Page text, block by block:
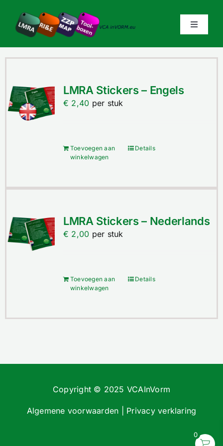
inhoud
Toggle
Home
Producten & Diensten
Over VCAinVorm
Contact
LMRA Stickers – Engels
€ 2,40 per stuk
Toevoegen aan
winkelwagen
Details
LMRA Stickers – Nederlands
€ 2,00 per stuk
Toevoegen aan
winkelwagen
Details
Copyright © 2025 VCAInVorm
Algemene voorwaarden Privacy verklaring
0